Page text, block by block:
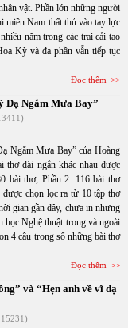
vật. Phần lớn những người
miền Nam thất thủ vào tay lực
năm trong các trại cải tạo
Kỳ và đa phần vẫn tiếp tục
Đọc thêm
Dạ Ngắm Mưa Bay”
Ngắm Mưa Bay” của Hoàng
thơ dài ngắn khác nhau được
bài thơ, Phần 2: 116 bài thơ
được chọn lọc ra từ 10 tập thơ
gian gần đây, chưa in nhưng
học Nghệ thuật trong và ngoài
4 câu trong số những bài thơ
Đọc thêm
và “Hẹn anh về vĩ dạ